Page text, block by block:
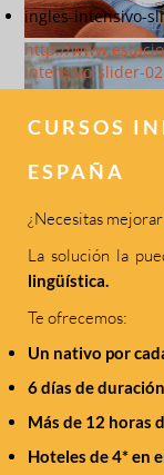
ingles-intensivo-
http://
intensivo-slider-
CURSOS
ESPAÑA
¿Necesitas
La solución la
lingüística.
Te ofrecemos:
Un nativo por
6 días de duración
Más de 12 horas
Hoteles de 4* en